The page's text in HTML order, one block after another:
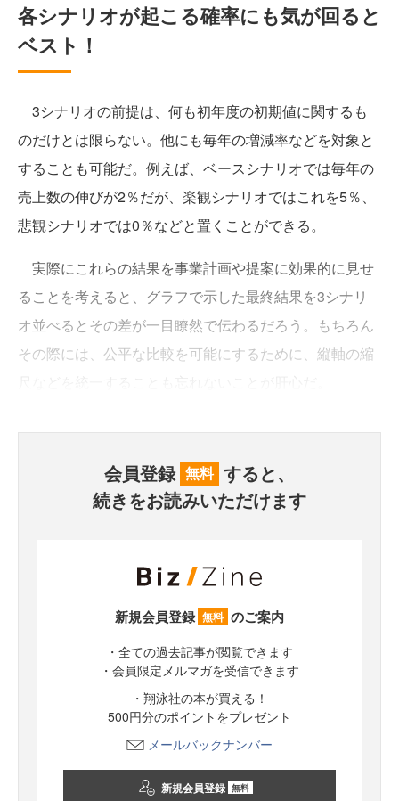
各シナリオが起こる確率にも気が回ると
ベスト！
3シナリオの前提は、何も初年度の初期値に関するも
のだけとは限らない。他にも毎年の増減率などを対象と
することも可能だ。例えば、ベースシナリオでは毎年の
売上数の伸びが2％だが、楽観シナリオではこれを5％、
悲観シナリオでは0％などと置くことができる。
実際にこれらの結果を事業計画や提案に効果的に見せ
ることを考えると、グラフで示した最終結果を3シナリ
オ並べるとその差が一目瞭然で伝わるだろう。もちろん
その際には、公平な比較を可能にするために、縦軸の縮
会員登録 無料 すると、
続きをお読みいただけます
新規会員登録 無料 のご案内
・全ての過去記事が閲覧できます
・会員限定メルマガを受信できます
・翔泳社の本が買える！
500円分のポイントをプレゼント
メールバックナンバー
新規会員登録 無料